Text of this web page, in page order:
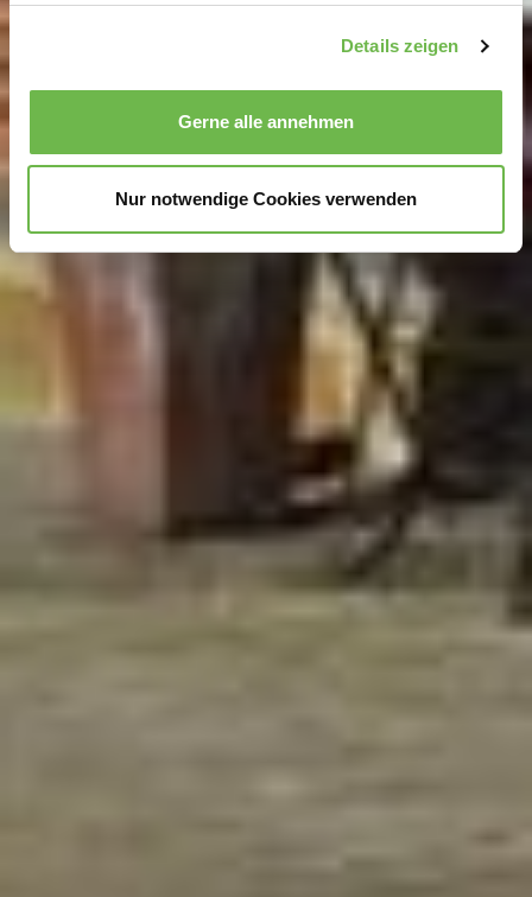
zu können und die Zugriffe auf unsere Website zu
analysieren.Danke, dass Sie uns in unserer Arbeit
unterstützen!
erhobenen Daten in den USA durch Google und
Indem Sie auf "Gerne Alle annehmen" oder
Präferenzen, Statistiken oder Marketing ankreuzen und
auf „Auswahl manuell festlegen“ klicken, willigen Sie
zugleich gem. Art. 49 Abs. 1 S. 1 lit. a DSGVO ein, dass
Ihre Daten in den USA verarbeitet werden. Die USA
werden vom Europäischen Gerichtshof als ein Land mit
einem nach EU-Standards unzureichendem
Datenschutzniveau eingeschätzt. Es besteht
insbesondere das Risiko, dass Ihre Daten durch US-
Behörden, zu Kontroll- und zu Überwachungszwecken,
möglicherweise auch ohne Rechtsbehelfsmöglichkeiten,
verarbeitet werden können. Wenn Sie auf "Auswahl
Boxen (Präferenzen, Statistiken oder Marketing
Details zeigen
Gerne alle annehmen
Nur notwendige Cookies verwenden